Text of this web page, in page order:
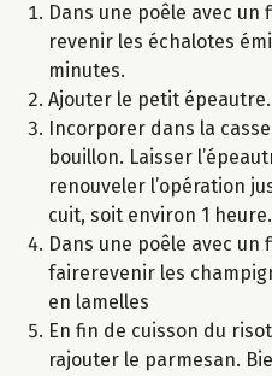
Dans une poêle avec un
revenir les échalotes
minutes.
Ajouter le petit épeautre.
Incorporer dans la
bouillon. Laisser
renouveler l’opération
cuit, soit environ 1 heure.
Dans une poêle avec un
fairerevenir les
en lamelles
En fin de cuisson du
rajouter le parmesan.